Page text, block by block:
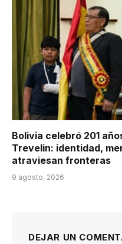
Bolivia celebró 201
Trevelin: identidad,
atraviesan fronteras
9 agosto, 2026
DEJAR UN